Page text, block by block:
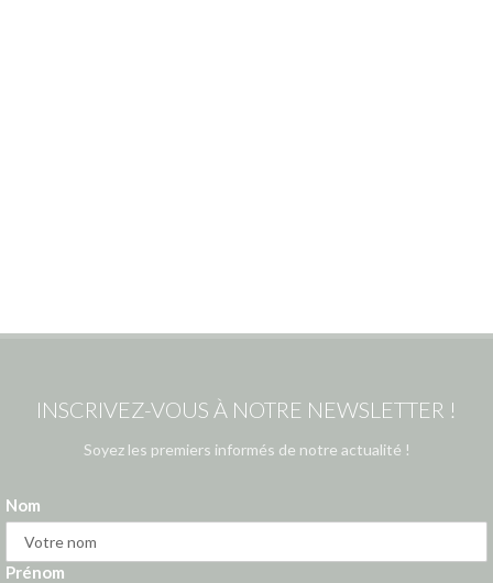
INSCRIVEZ-VOUS À NOTRE NEWSLETTER !
Soyez les premiers informés de notre actualité !
Nom
Prénom